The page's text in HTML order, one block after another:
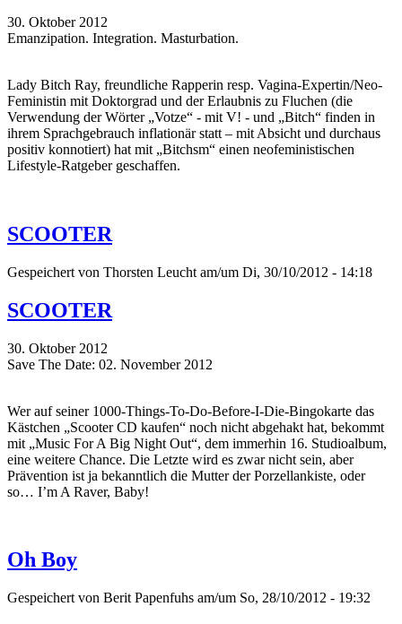
30. Oktober 2012
Emanzipation. Integration. Masturbation.
Lady Bitch Ray, freundliche Rapperin resp. Vagina-Expertin/Neo-
Feministin mit Doktorgrad und der Erlaubnis zu Fluchen (die
Verwendung der Wörter „Votze“ - mit V! - und „Bitch“ finden in
ihrem Sprachgebrauch inflationär statt – mit Absicht und durchaus
positiv konnotiert) hat mit „Bitchsm“ einen neofeministischen
Lifestyle-Ratgeber geschaffen.
SCOOTER
Gespeichert von Thorsten Leucht am/um Di, 30/10/2012 - 14:18
SCOOTER
30. Oktober 2012
Save The Date: 02. November 2012
Wer auf seiner 1000-Things-To-Do-Before-I-Die-Bingokarte das
Kästchen „Scooter CD kaufen“ noch nicht abgehakt hat, bekommt
mit „Music For A Big Night Out“, dem immerhin 16. Studioalbum,
eine weitere Chance. Die Letzte wird es zwar nicht sein, aber
Prävention ist ja bekanntlich die Mutter der Porzellankiste, oder
so… I’m A Raver, Baby!
Oh Boy
Gespeichert von Berit Papenfuhs am/um So, 28/10/2012 - 19:32